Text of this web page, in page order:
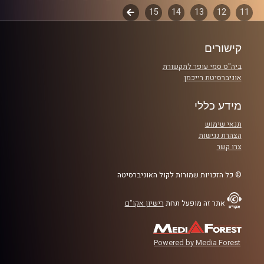
פרקים
11
12
13
14
15
לשלב
קישורים
ביה"ס סמי עופר לתקשורת
אוניברסיטת רייכמן
מידע כללי
תנאי שימוש
הצהרת נגישות
צרו קשר
© כל הזכויות שמורות לקול האוניברסיטה
אתר זה מופעל תחת רישיון אקו"ם
Powered by Media Forest